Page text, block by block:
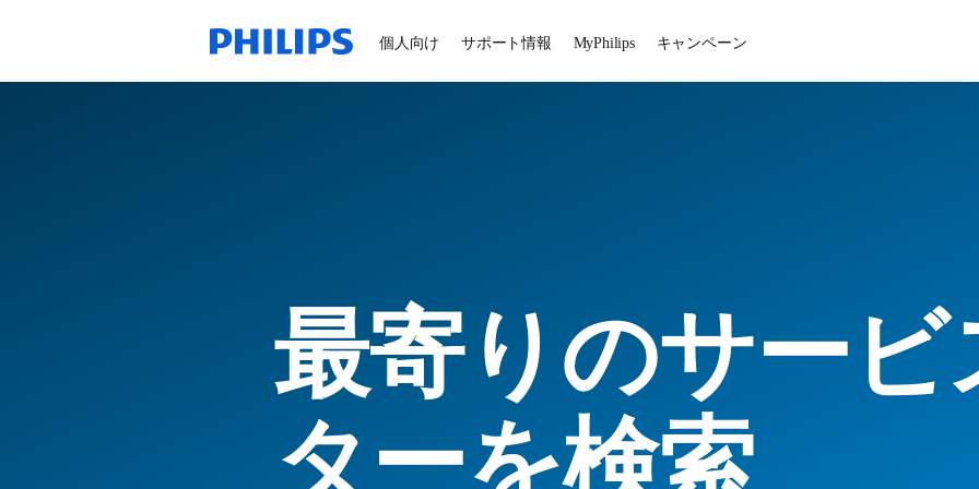
個人向け サポート情報 MyPhilips キャンペーン
最寄りのサービ
ターを検索